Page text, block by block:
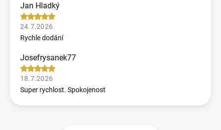
Jan Hladký
24.7.2026
Rychle dodání
Josefrysanek77
18.7.2026
Super rychlost. Spokojenost